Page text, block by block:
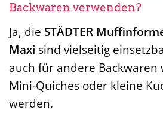
Backwaren verwenden?
Ja, die STÄDTER
Maxi sind vielseitig
auch für andere Backwaren
Mini-Quiches oder kleine
werden.